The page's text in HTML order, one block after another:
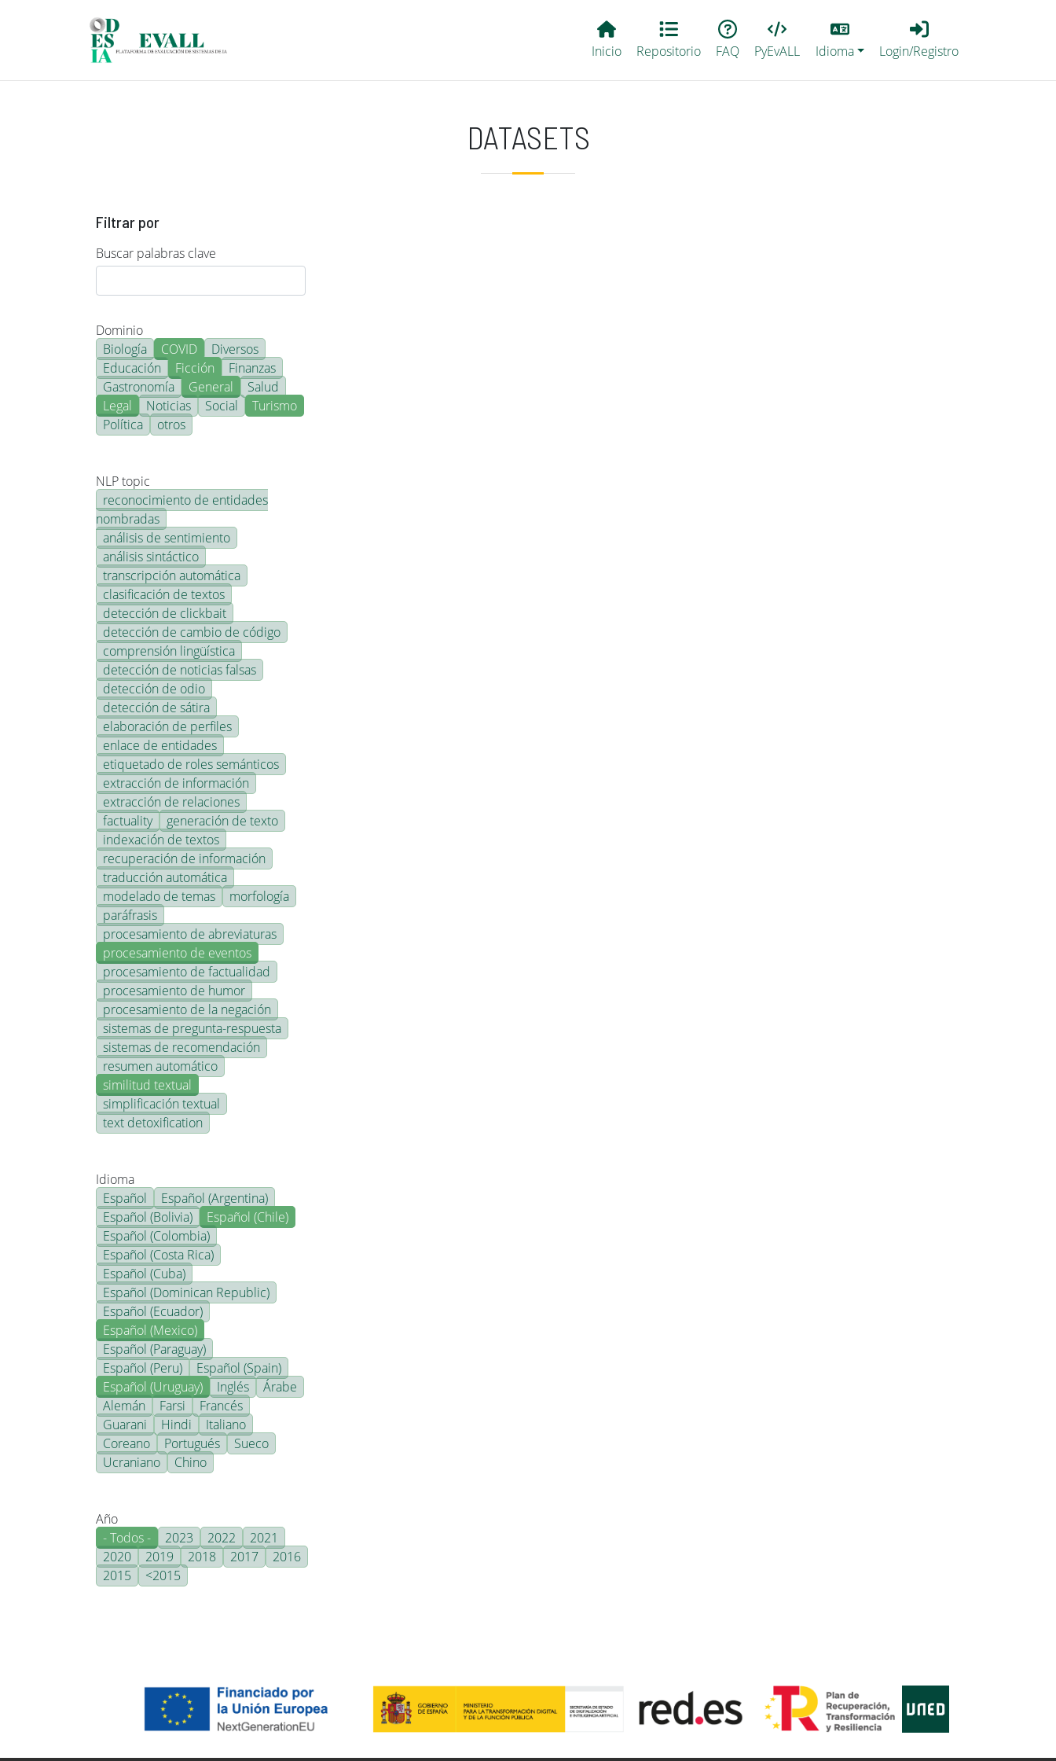
Main EvALL
Inicio Repositorio FAQ PyEvALL
Lang
Idioma
Login_Registro
Login/Registro
DATASETS
Filtrar por
Buscar palabras clave
Dominio
Biología
COVID
Diversos
Educación
Ficción
Finanzas
Gastronomía
General
Salud
Legal
Noticias Social
Turismo
Política
otros
NLP topic
reconocimiento de entidades
nombradas
análisis de sentimiento
análisis sintáctico
transcripción automática
clasificación de textos
detección de clickbait
detección de cambio de código
comprensión lingüística
detección de noticias falsas
detección de odio
detección de sátira
elaboración de perfiles
enlace de entidades
etiquetado de roles semánticos
extracción de información
extracción de relaciones
factuality
generación de texto
indexación de textos
recuperación de información
traducción automática
modelado de temas
morfología
paráfrasis
procesamiento de abreviaturas
procesamiento de eventos
procesamiento de factualidad
procesamiento de humor
procesamiento de la negación
sistemas de pregunta-respuesta
sistemas de recomendación
resumen automático
similitud textual
simplificación textual
text detoxification
Idioma
Español
Español (Argentina)
Español (Bolivia)
Español (Chile)
Español (Colombia)
Español (Costa Rica)
Español (Cuba)
Español (Dominican Republic)
Español (Ecuador)
Español (Mexico)
Español (Paraguay)
Español (Peru)
Español (Spain)
Español (Uruguay)
Inglés
Árabe
Alemán
Farsi
Francés
Guarani
Hindi
Italiano
Coreano
Portugués
Sueco
Ucraniano
Chino
Año
- Todos -
2023 2022
2021
2020
2019 2018 2017
2016
2015
<2015